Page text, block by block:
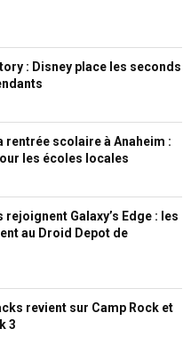
: Disney place les seconds
rentrée scolaire à Anaheim :
les écoles locales
Galaxy’s Edge : les
au Droid Depot de
revient sur Camp Rock et
3